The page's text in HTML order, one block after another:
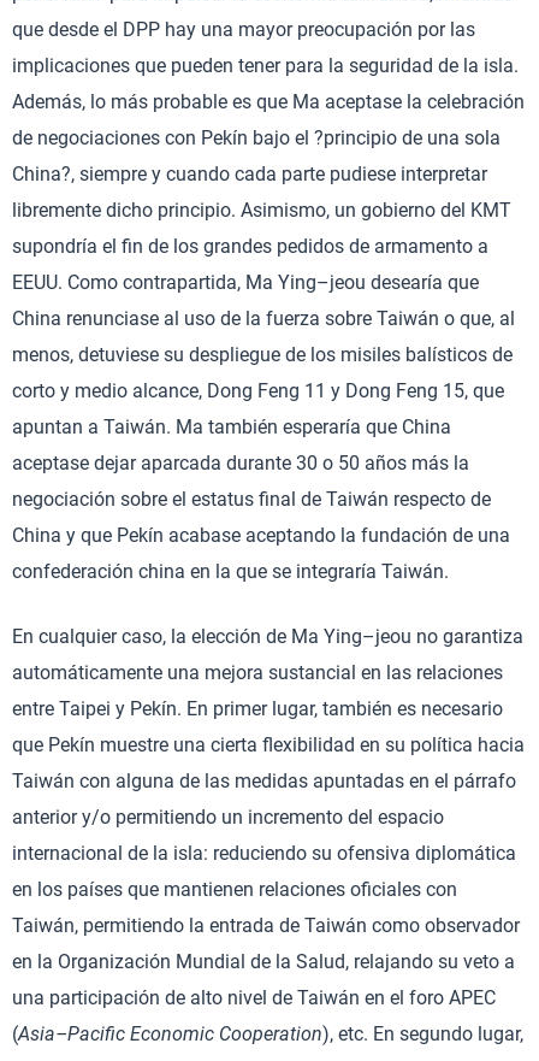
que desde el DPP hay una mayor preocupación por las
implicaciones que pueden tener para la seguridad de la isla.
Además, lo más probable es que Ma aceptase la celebración
de negociaciones con Pekín bajo el ?principio de una sola
China?, siempre y cuando cada parte pudiese interpretar
libremente dicho principio. Asimismo, un gobierno del KMT
supondría el fin de los grandes pedidos de armamento a
EEUU. Como contrapartida, Ma Ying–jeou desearía que
China renunciase al uso de la fuerza sobre Taiwán o que, al
menos, detuviese su despliegue de los misiles balísticos de
corto y medio alcance, Dong Feng 11 y Dong Feng 15, que
apuntan a Taiwán. Ma también esperaría que China
aceptase dejar aparcada durante 30 o 50 años más la
negociación sobre el estatus final de Taiwán respecto de
China y que Pekín acabase aceptando la fundación de una
confederación china en la que se integraría Taiwán.
En cualquier caso, la elección de Ma Ying–jeou no garantiza
automáticamente una mejora sustancial en las relaciones
entre Taipei y Pekín. En primer lugar, también es necesario
que Pekín muestre una cierta flexibilidad en su política hacia
Taiwán con alguna de las medidas apuntadas en el párrafo
anterior y/o permitiendo un incremento del espacio
internacional de la isla: reduciendo su ofensiva diplomática
en los países que mantienen relaciones oficiales con
Taiwán, permitiendo la entrada de Taiwán como observador
en la Organización Mundial de la Salud, relajando su veto a
una participación de alto nivel de Taiwán en el foro APEC
(Asia–Pacific Economic Cooperation), etc. En segundo lugar,